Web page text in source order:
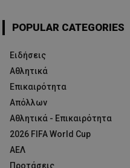
POPULAR CATEGORIES
Ειδήσεις
Αθλητικά
Επικαιρότητα
Απόλλων
Αθλητικά - Επικαιρότητα
2026 FIFA World Cup
ΑΕΛ
Προτάσεις